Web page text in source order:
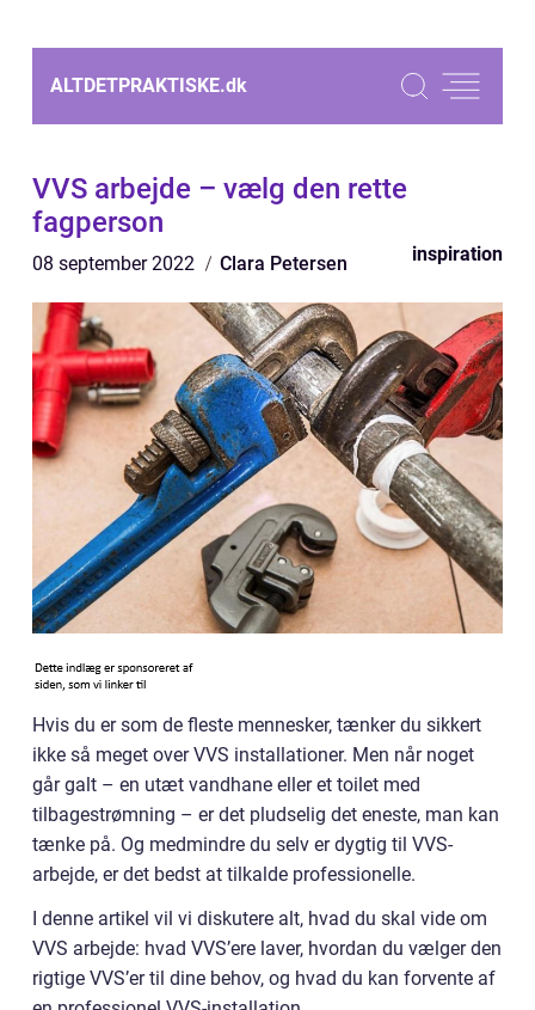
ALTDETPRAKTISKE.dk
VVS arbejde – vælg den rette
fagperson
08 september 2022 Clara Petersen inspiration
Hvis du er som de fleste mennesker, tænker du sikkert
ikke så meget over VVS installationer. Men når noget
går galt – en utæt vandhane eller et toilet med
tilbagestrømning – er det pludselig det eneste, man kan
tænke på. Og medmindre du selv er dygtig til VVS-
arbejde, er det bedst at tilkalde professionelle.
I denne artikel vil vi diskutere alt, hvad du skal vide om
VVS arbejde: hvad VVS’ere laver, hvordan du vælger den
rigtige VVS’er til dine behov, og hvad du kan forvente af